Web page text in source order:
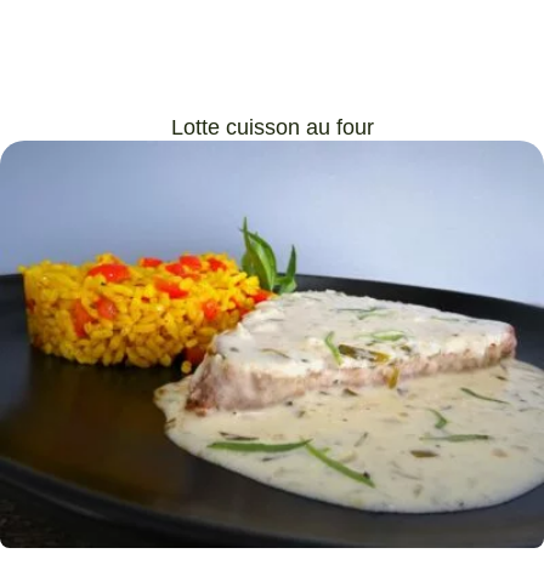
Lotte cuisson au four